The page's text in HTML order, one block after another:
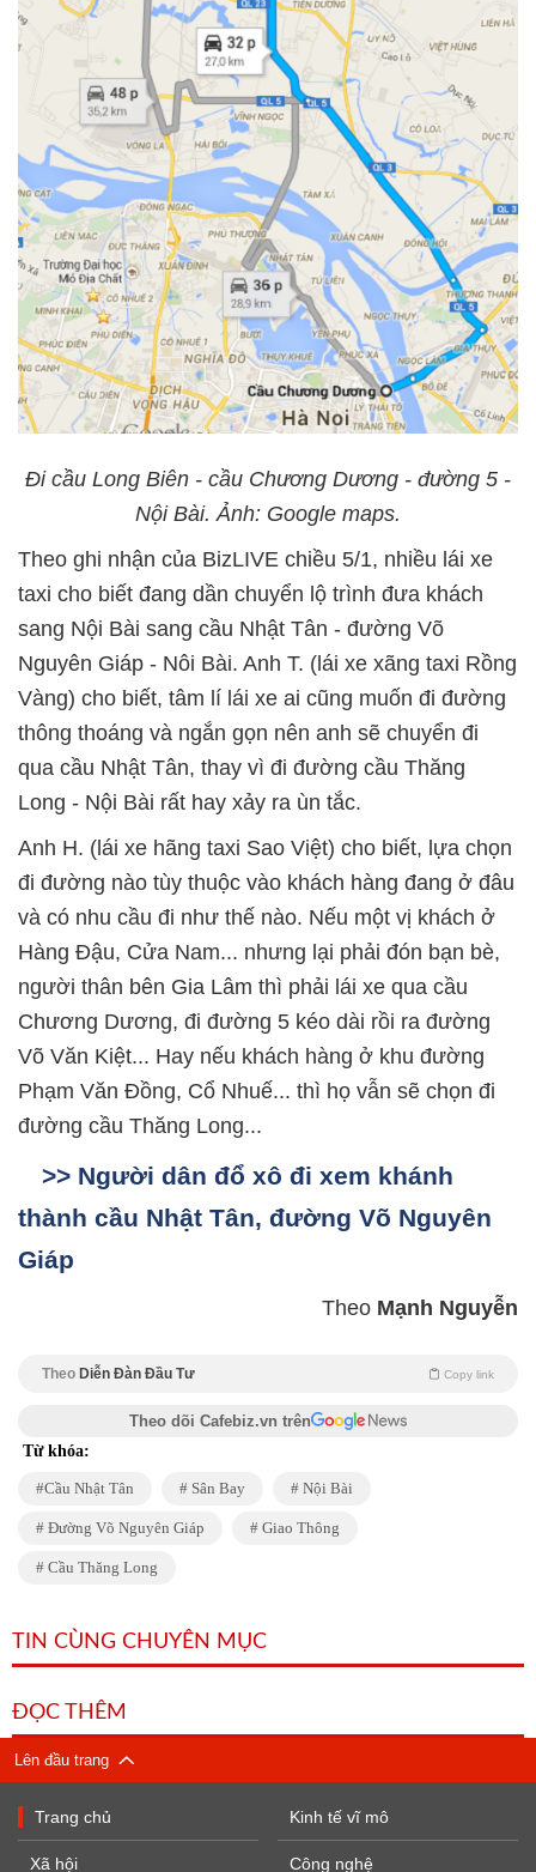
Đi cầu Long Biên - cầu Chương Dương - đường 5 -
Nội Bài. Ảnh: Google maps.
Theo ghi nhận của BizLIVE chiều 5/1, nhiều lái xe
taxi cho biết đang dần chuyển lộ trình đưa khách
sang Nội Bài sang cầu Nhật Tân - đường Võ
Nguyên Giáp - Nôi Bài. Anh T. (lái xe xãng taxi Rồng
Vàng) cho biết, tâm lí lái xe ai cũng muốn đi đường
thông thoáng và ngắn gọn nên anh sẽ chuyển đi
qua cầu Nhật Tân, thay vì đi đường cầu Thăng
Long - Nội Bài rất hay xảy ra ùn tắc.
Anh H. (lái xe hãng taxi Sao Việt) cho biết, lựa chọn
đi đường nào tùy thuộc vào khách hàng đang ở đâu
và có nhu cầu đi như thế nào. Nếu một vị khách ở
Hàng Đậu, Cửa Nam... nhưng lại phải đón bạn bè,
người thân bên Gia Lâm thì phải lái xe qua cầu
Chương Dương, đi đường 5 kéo dài rồi ra đường
Võ Văn Kiệt... Hay nếu khách hàng ở khu đường
Phạm Văn Đồng, Cổ Nhuế... thì họ vẫn sẽ chọn đi
đường cầu Thăng Long...
>> Người dân đổ xô đi xem khánh
thành cầu Nhật Tân, đường Võ Nguyên
Giáp
Theo Mạnh Nguyễn
Theo Diễn Đàn Đầu Tư Copy link
Theo dõi Cafebiz.vn trên
Từ khóa:
Cầu Nhật Tân Sân Bay Nội Bài
Đường Võ Nguyên Giáp Giao Thông
Cầu Thăng Long
TIN CÙNG CHUYÊN MỤC
ĐỌC THÊM
Lên đầu trang
Trang chủ
Xã hội
Kinh tế vĩ mô
Công nghệ